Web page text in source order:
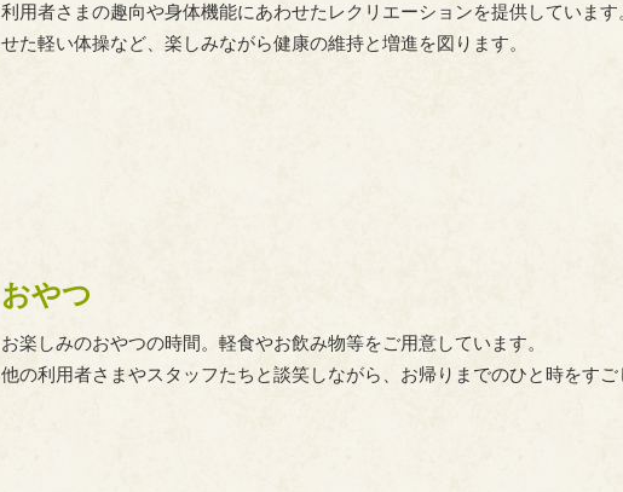
利用者さまの趣向や身体機能にあわせたレクリエーションを提供していま
せた軽い体操など、楽しみながら健康の維持と増進を図ります。
おやつ
お楽しみのおやつの時間。軽食やお飲み物等をご用意しています。
他の利用者さまやスタッフたちと談笑しながら、お帰りまでのひと時をすご